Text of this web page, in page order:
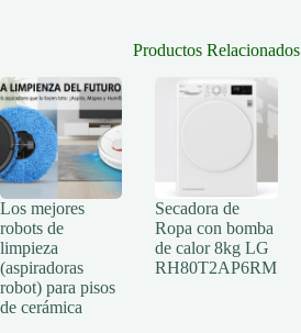
Productos Relacionados
Los mejores
robots de
limpieza
(aspiradoras
robot) para pisos
de cerámica
Secadora de
Ropa con bomba
de calor 8kg LG
RH80T2AP6RM